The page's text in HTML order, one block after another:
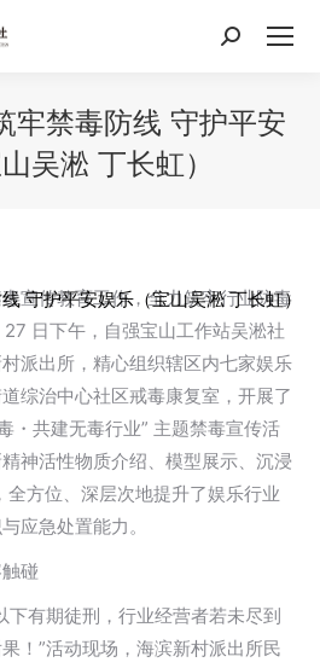
搜
牢禁毒防线 守护平安
吴淞 丁长虹）
守护平安娱乐（宝山吴淞 丁长虹）
宣传教育工作，全力筑牢行业防毒
日下午，自强宝山工作站吴淞社
派出所，精心组织辖区内七家娱乐
综治中心社区戒毒康复室，开展了
・共建无毒行业” 主题禁毒宣传活
神活性物质介绍、模型展示、沉浸
全方位、深层次地提升了娱乐行业
应急处置能力。
碰
下有期徒刑，行业经营者若未尽到
！”活动现场，海滨新村派出所民